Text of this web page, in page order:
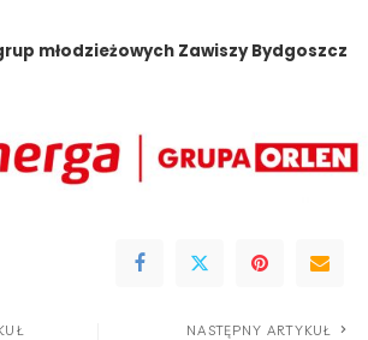
młodzieżowych Zawiszy Bydgoszcz
NASTĘPNY ARTYKUŁ